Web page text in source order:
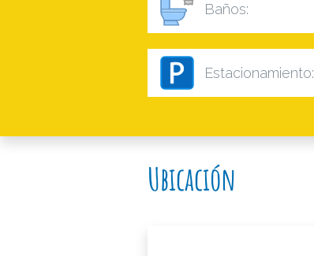
Baños:
Estacionamiento:
Ubicación